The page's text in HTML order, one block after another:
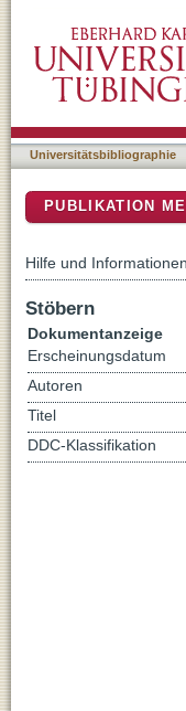
(Bivalvia,
Sites
Universitätsbibliographie
PUBLIKATION
Hilfe und Informationen
Stöbern
Dokumentanzeige
Erscheinungsdatum
Autoren
Titel
DDC-Klassifikation